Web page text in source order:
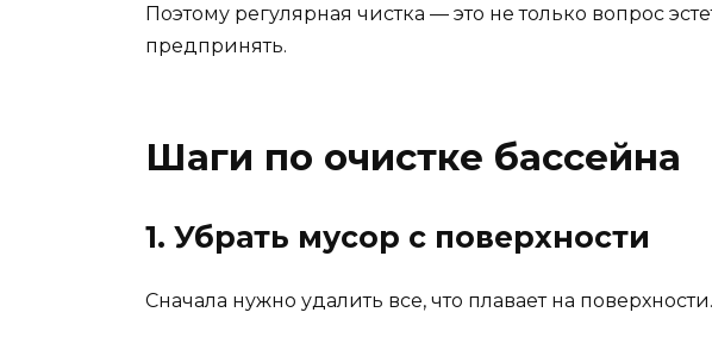
Поэтому регулярная чистка — это не только вопрос
предпринять.
Шаги по очистке бассейна
1. Убрать мусор с поверхности
Сначала нужно удалить все, что плавает на